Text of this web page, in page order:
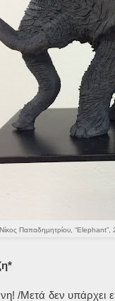
Νίκος Παπαδημητρίου, “Elephant”,
/Μετά δεν υπάρχει